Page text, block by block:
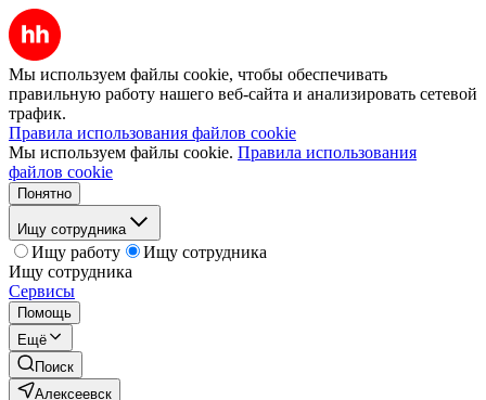
Мы используем файлы cookie, чтобы обеспечивать
правильную работу нашего веб-сайта и анализировать сетевой
трафик.
Правила использования файлов cookie
Мы используем файлы cookie. Правила использования
файлов cookie
Понятно
Ищу сотрудника
Ищу работу
Ищу сотрудника
Ищу сотрудника
Сервисы
Помощь
Ещё
Поиск
Алексеевск